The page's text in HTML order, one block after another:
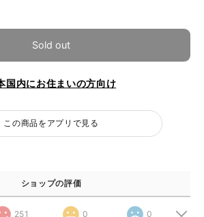
Sold out
国内にお住まいの方向け
この商品をアプリで見る
ショップの評価
251 0 0